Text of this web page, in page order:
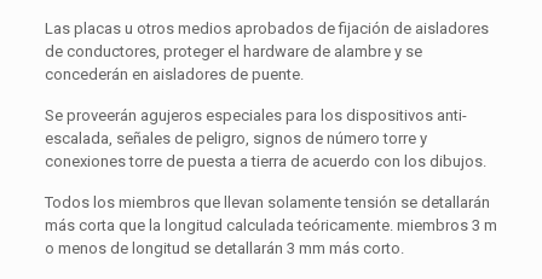
Las placas u otros medios aprobados de fijación de aisladores
de conductores, proteger el hardware de alambre y se
concederán en aisladores de puente.
Se proveerán agujeros especiales para los dispositivos anti-
escalada, señales de peligro, signos de número torre y
conexiones torre de puesta a tierra de acuerdo con los dibujos.
Todos los miembros que llevan solamente tensión se detallarán
más corta que la longitud calculada teóricamente. miembros 3 m
o menos de longitud se detallarán 3 mm más corto.